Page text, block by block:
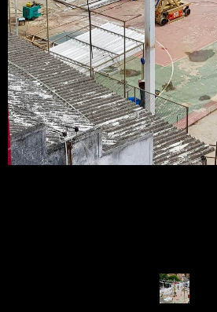
Serviço de Estrutura Metálica.
EMPRESA
POLÍTICA DE
SERVIÇOS
ONDE ESTAMOS
FALE CONOSCO
Criação de Sites:Agência